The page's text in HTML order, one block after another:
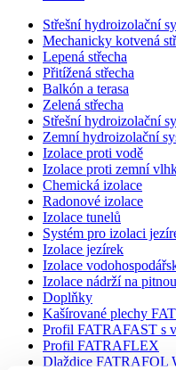
Střešní hydroizolační
Mechanicky kotvená
Lepená střecha
Přitížená střecha
Balkón a terasa
Zelená střecha
Střešní hydroizolační
Zemní hydroizolační
Izolace proti vodě
Izolace proti zemní
Chemická izolace
Radonové izolace
Izolace tunelů
Systém pro izolaci
Izolace jezírek
Izolace
Izolace nádrží na
Doplňky
Kašírované plechy
Profil FATRAFAST s
Profil FATRAFLEX
Dlaždice FATRAFOL